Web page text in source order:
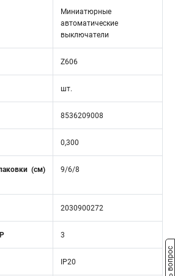
Миниатюрные
автоматические
выключатели
Z606
шт.
8536209008
0,300
(см)
9/6/8
2030900272
3
IP20